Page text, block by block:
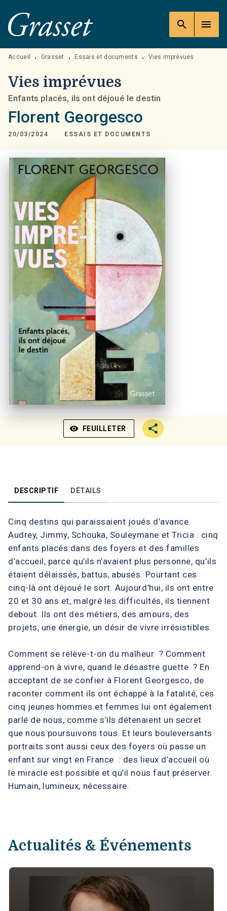
MENU RECHERCHE
PIED DE PAGE
search menu
Accueil • Grasset • Essais et documents • Vies imprévues
Vies imprévues
Enfants placés, ils ont déjoué le destin
Florent Georgesco
20/03/2024 ESSAIS ET DOCUMENTS
visibility FEUILLETER
DESCRIPTIF DÉTAILS
Cinq destins qui paraissaient joués d’avance.
Audrey, Jimmy, Schouka, Souleymane et Tricia : cinq
enfants placés dans des foyers et des familles
d’accueil, parce qu’ils n’avaient plus personne, qu’ils
étaient délaissés, battus, abusés. Pourtant ces
cinq-là ont déjoué le sort. Aujourd’hui, ils ont entre
20 et 30 ans et, malgré les difficultés, ils tiennent
debout. Ils ont des métiers, des amours, des
projets, une énergie, un désir de vivre irrésistibles.
Comment se relève-t-on du malheur ? Comment
apprend-on à vivre, quand le désastre guette ? En
acceptant de se confier à Florent Georgesco, de
raconter comment ils ont échappé à la fatalité, ces
cinq jeunes hommes et femmes lui ont également
parlé de nous, comme s’ils détenaient un secret
que nous poursuivons tous. Et leurs bouleversants
portraits sont aussi ceux des foyers où passe un
enfant sur vingt en France : des lieux d’accueil où
le miracle est possible et qu’il nous faut préserver.
Humain, lumineux, nécessaire.
Actualités & Événements